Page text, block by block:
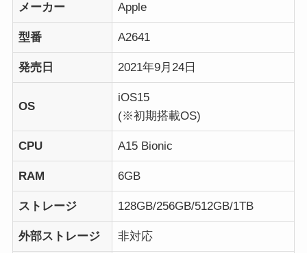
メーカー Apple
型番 A2641
発売日 2021年9月24日
OS
iOS15
(※初期搭載OS)
CPU A15 Bionic
RAM 6GB
ストレージ 128GB/256GB/512GB/1TB
外部ストレージ 非対応